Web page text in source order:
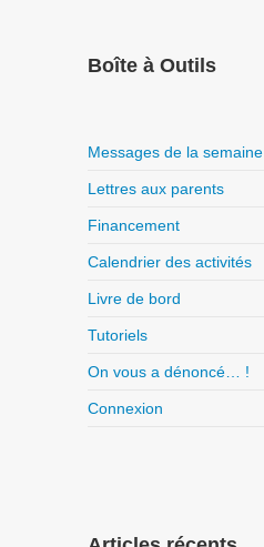
Boîte à Outils
Messages de la semaine
Lettres aux parents
Financement
Calendrier des activités
Livre de bord
Tutoriels
On vous a dénoncé… !
Connexion